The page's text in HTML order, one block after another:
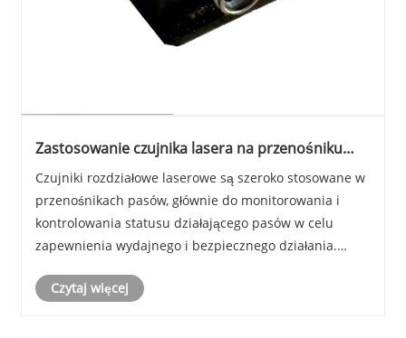
Zastosowanie czujnika lasera na przenośniku
Czujniki rozdziałowe laserowe są szeroko stosowane w
przenośnikach pasów, głównie do monitorowania i
kontrolowania statusu działającego pasów w celu
zapewnienia wydajnego i bezpiecznego działania.
zalety:
Czytaj więcej